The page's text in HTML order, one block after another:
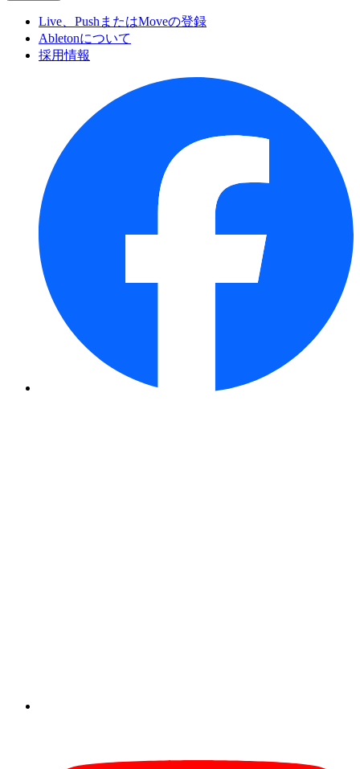
Live、PushまたはMoveの登録
Abletonについて
採用情報